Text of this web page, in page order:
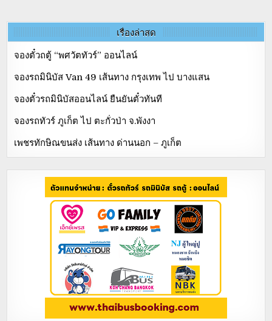
เรื่องล่าสุด
จองตั๋วถตู้ “พศวัตทัวร์” ออนไลน์
จองรถมินิบัส Van 49 เส้นทาง กรุงเทพ ไป บางแสน
จองตั๋วรถมินิบัสออนไลน์ ยืนยันตั๋วทันที
จองรถทัวร์ ภูเก็ต ไป ตะกั่วป่า จ.พังงา
เพชรทักษิณขนส่ง เส้นทาง ด่านนอก – ภูเก็ต